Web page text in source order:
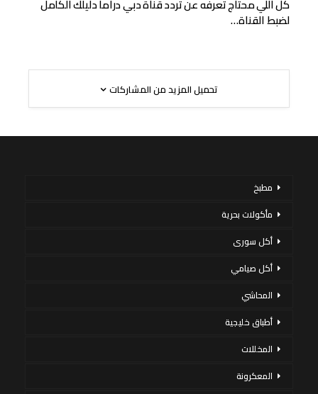
كل اللي محتاج تعرفه عن تردد قناة دبي دراما دليلك الكامل
لضبط القناة…
تحميل المزيد من المشاركات
مطبخ
مأكولات بحرية
أكل سورى
أكل صيامي
المحاشي
أطباق خليجية
المخللات
المعكرونة